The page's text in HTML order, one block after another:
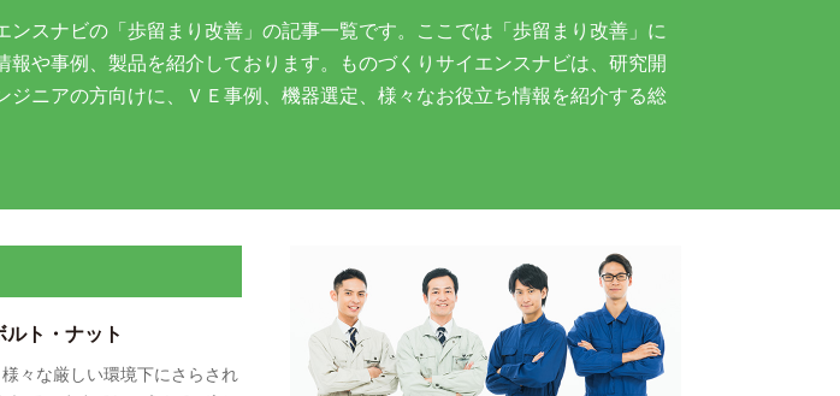
ンスナビの「歩留まり改善」の記事一覧です。ここでは「歩留まり改善」に
報や事例、製品を紹介しております。ものづくりサイエンスナビは、研究開
ジニアの方向けに、ＶＥ事例、機器選定、様々なお役立ち情報を紹介する総
ト・ナット
々な厳しい環境下にさらされ